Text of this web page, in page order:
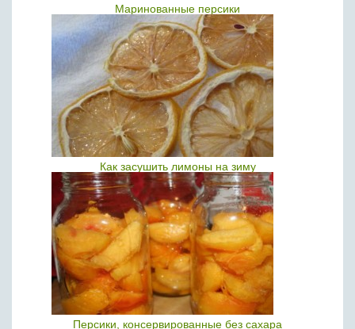
Маринованные персики
Как засушить лимоны на зиму
Персики, консервированные без сахара